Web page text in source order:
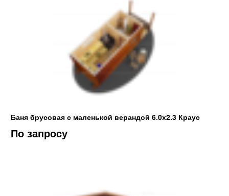
Баня брусовая с маленькой верандой 6.0х2.3 Краус
По запросу